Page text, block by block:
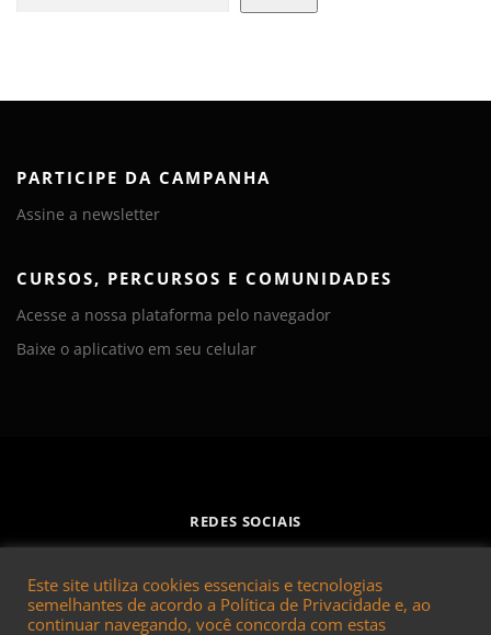
PARTICIPE DA CAMPANHA
Assine a newsletter
CURSOS, PERCURSOS E COMUNIDADES
Acesse a nossa plataforma pelo navegador
Baixe o aplicativo em seu celular
REDES SOCIAIS
Este site utiliza cookies essenciais e tecnologias
semelhantes de acordo a Política de Privacidade e, ao
continuar navegando, você concorda com estas